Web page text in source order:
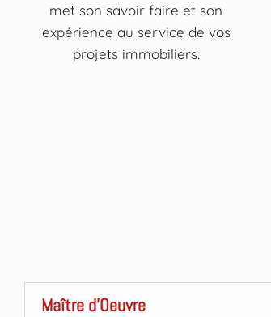
met son savoir faire et son
expérience au service de vos
projets immobiliers.
Maître d'Oeuvre